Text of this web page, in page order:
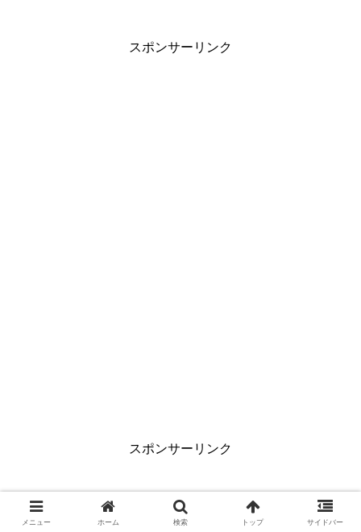
スポンサーリンク
スポンサーリンク
メニュー ホーム 検索 トップ サイドバー